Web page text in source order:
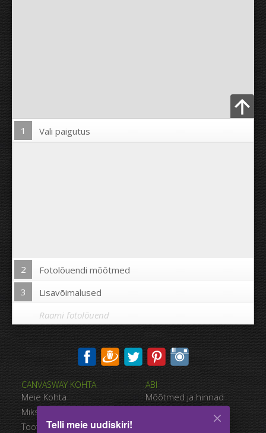
Lae pilt üles
1 Vali paigutus
2
Fotolõuendi mõõtmed
3
Lisavõimalused
Trükkida pilt fotolõuendi äärtele:
Ei
Kaugus piltide vahel:
Raami fotolõuend
CANVASWAY KOHTA
Meie Kohta
Miks CanvasWAY
Toote Kvaliteet
ABI
Mõõtmed ja hinnad
Maksevõimalused
Telli meie uudiskiri!